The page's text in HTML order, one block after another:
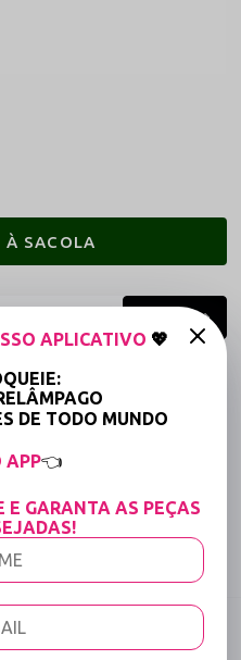
SACOLA
R$149,90 (Varejo)*
(Varejo)
APLICATIVO 💖
DE TODO MUNDO
APP👈
E GARANTA AS PEÇAS